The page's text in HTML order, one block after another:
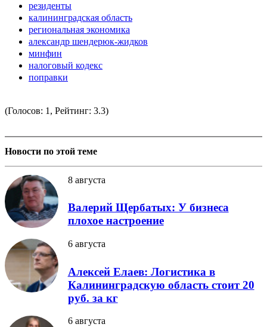
резиденты
калининградская область
региональная экономика
александр шендерюк-жидков
минфин
налоговый кодекс
поправки
(Голосов: 1, Рейтинг: 3.3)
Новости по этой теме
8 августа
Валерий Щербатых: У бизнеса
плохое настроение
6 августа
Алексей Елаев: Логистика в
Калининградскую область стоит 20
руб. за кг
6 августа